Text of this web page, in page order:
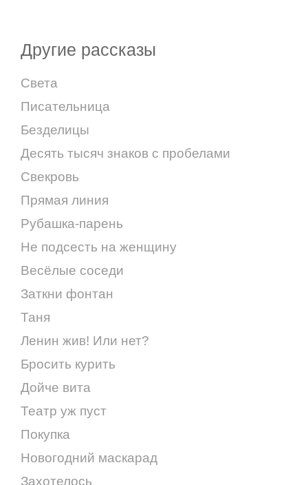
Другие рассказы
Света
Писательница
Безделицы
Десять тысяч знаков с пробелами
Свекровь
Прямая линия
Рубашка-парень
Не подсесть на женщину
Весёлые соседи
Заткни фонтан
Таня
Ленин жив! Или нет?
Бросить курить
Дойче вита
Театр уж пуст
Покупка
Новогодний маскарад
Захотелось